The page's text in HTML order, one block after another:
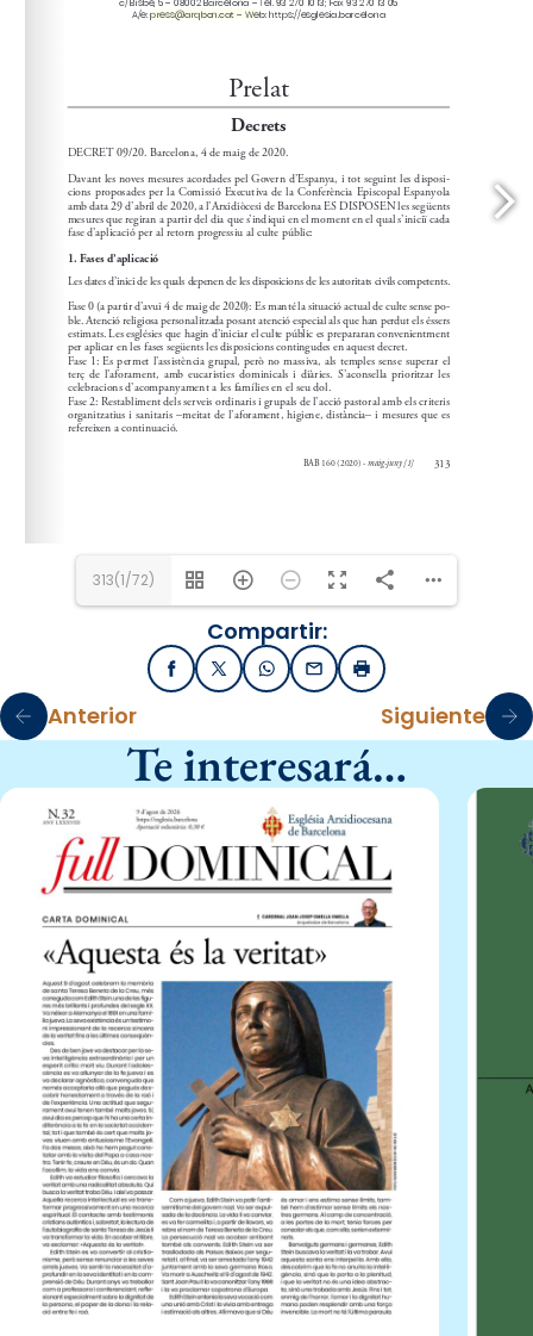
A/e: press@arqbcn.cat – Web: https://esglesia.barcelona
313(1/72)
Compartir:
FacebookX / TwitterWhatsApp
EmailImprimir
Anterior Siguiente
Te interesará…